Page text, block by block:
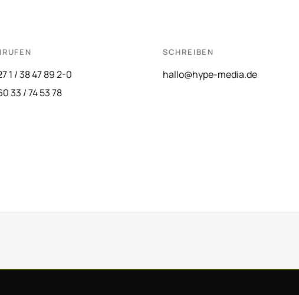
1 / 38 47 89 2-0
33 / 74 53 78
SCHREIBEN
hallo@hype-media.de